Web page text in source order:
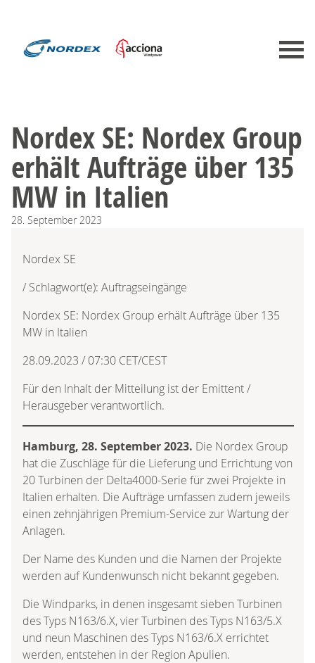
Nordex SE: Nordex Group
erhält Aufträge über 135
MW in Italien
28. September 2023
Nordex SE
/ Schlagwort(e): Auftragseingänge
Nordex SE: Nordex Group erhält Aufträge über 135
MW in Italien
28.09.2023 / 07:30 CET/CEST
Für den Inhalt der Mitteilung ist der Emittent /
Herausgeber verantwortlich.
Hamburg, 28. September 2023. Die Nordex Group
hat die Zuschläge für die Lieferung und Errichtung von
20 Turbinen der Delta4000-Serie für zwei Projekte in
Italien erhalten. Die Aufträge umfassen zudem jeweils
einen zehnjährigen Premium-Service zur Wartung der
Anlagen.
Der Name des Kunden und die Namen der Projekte
werden auf Kundenwunsch nicht bekannt gegeben.
Die Windparks, in denen insgesamt sieben Turbinen
des Typs N163/6.X, vier Turbinen des Typs N163/5.X
und neun Maschinen des Typs N163/6.X errichtet
werden, entstehen in der Region Apulien.